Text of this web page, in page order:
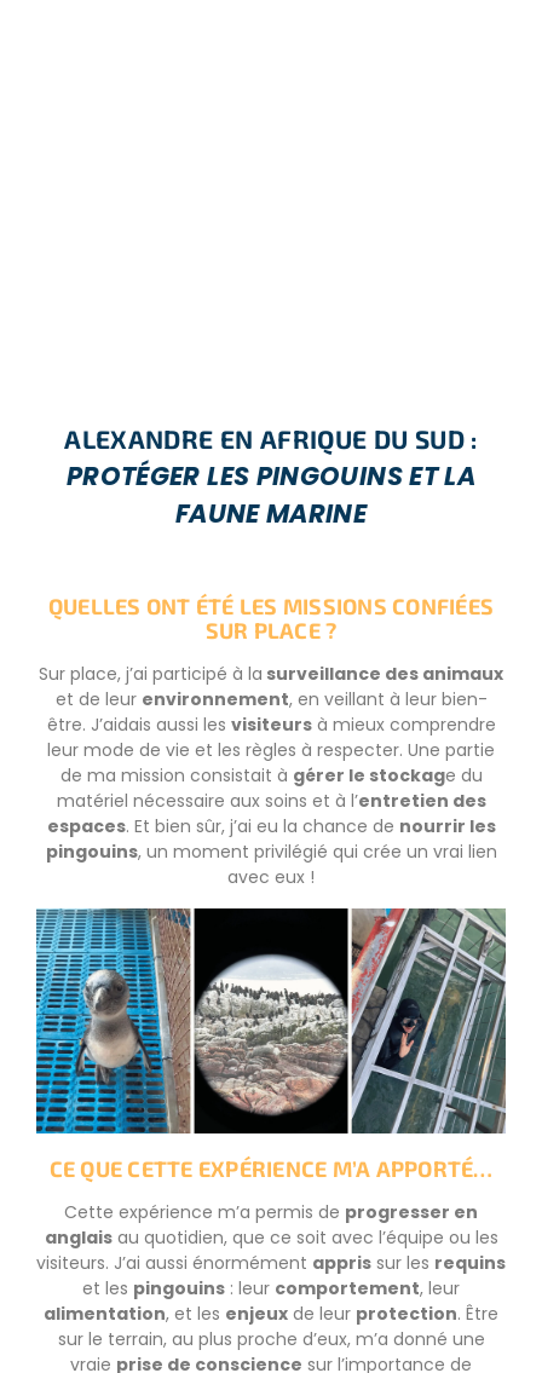
ALEXANDRE EN AFRIQUE DU SUD :
PROTÉGER LES PINGOUINS ET LA
FAUNE MARINE
QUELLES ONT ÉTÉ LES MISSIONS CONFIÉES
SUR PLACE ?
Sur place, j’ai participé à la surveillance des animaux
et de leur environnement, en veillant à leur bien-
être. J’aidais aussi les visiteursà mieux comprendre
leur mode de vie et les règles à respecter. Une partie
de ma mission consistait à gérer le stockage du
matériel nécessaire aux soins et à l’entretien des
espaces. Et bien sûr, j’ai eu la chance de nourrir les
pingouins, un moment privilégié qui crée un vrai lien
avec eux !
CE QUE CETTE EXPÉRIENCE M’A APPORTÉ…
Cette expérience m’a permis de progresser en
anglaisau quotidien, que ce soit avec l’équipe ou les
visiteurs. J’ai aussi énormément appris sur les requins
et les pingouins : leur comportement, leur
alimentation, et les enjeux de leur protection. Être
sur le terrain, au plus proche d’eux, m’a donné une
vraie prise de conscience sur l’importance de